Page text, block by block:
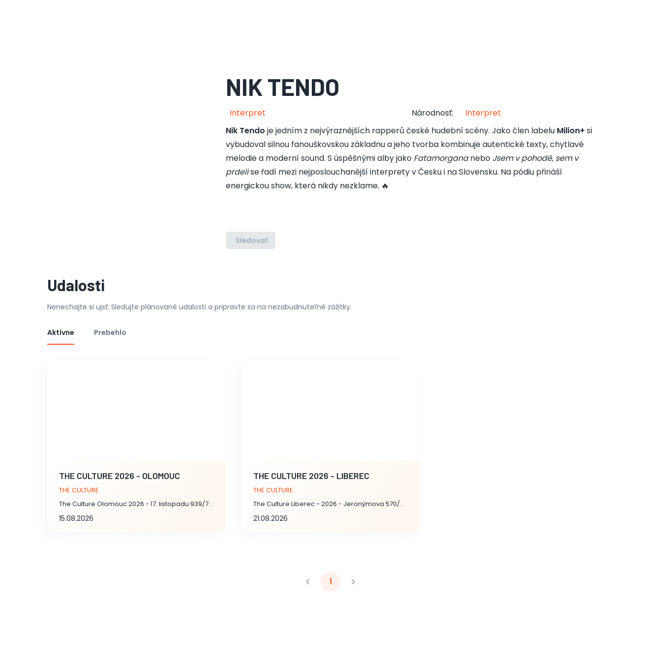
NIK TENDO
Interpret Národnosť:
Interpret
Nik Tendo je jedním z nejvýraznějších rapperů české hudební scény. Jako člen labelu Milion+ si
vybudoval silnou fanouškovskou základnu a jeho tvorba kombinuje autentické texty, chytlavé
melodie a moderní sound. S úspěšnými alby jako Fatamorgananebo Jsem v pohodě, sem v
prdelise řadí mezi nejposlouchanější interprety v Česku i na Slovensku. Na pódiu přináší
energickou show, která nikdy nezklame. 🔥
Sledovať
Udalosti
Nenechajte si ujsť: Sledujte plánované udalosti a pripravte sa na nezabudnuteľné zážitky.
Aktívne Prebehlo
THE CULTURE 2026 - OLOMOUC
THE CULTURE
The Culture Olomouc 2026 - 17. listopadu 939/7, Olomouc
15.08.2026
THE CULTURE 2026 - LIBEREC
THE CULTURE
The Culture Liberec - 2026 - Jeronýmova 570/22, Liberec
21.08.2026
1